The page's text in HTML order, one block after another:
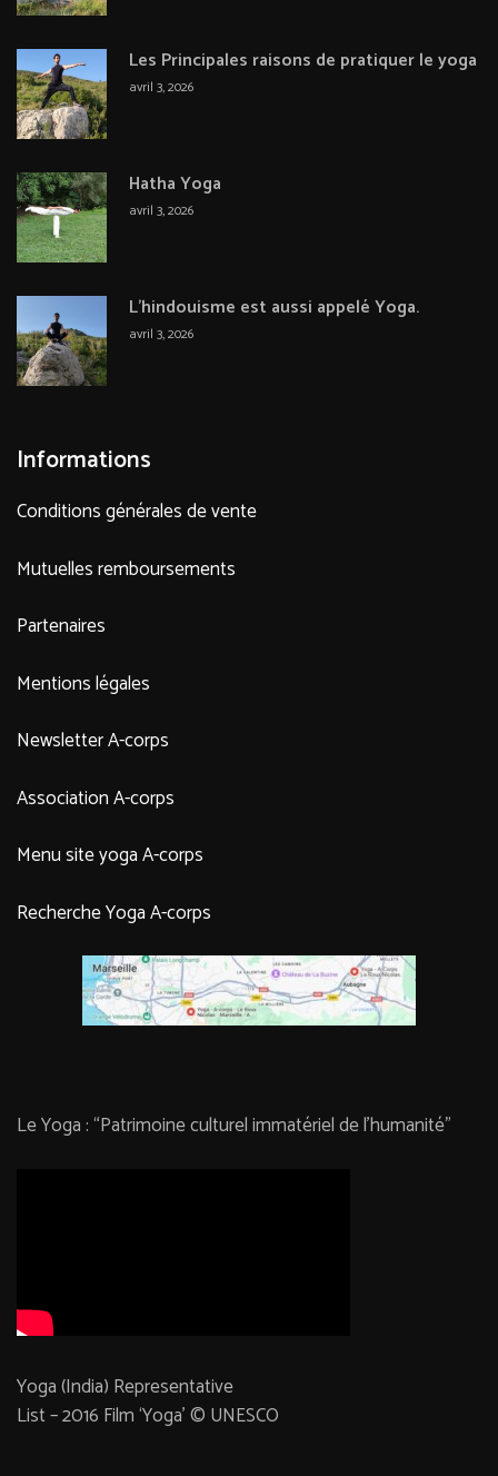
Les Principales raisons de pratiquer le yoga
avril 3, 2026
Hatha Yoga
avril 3, 2026
L’hindouisme est aussi appelé Yoga.
avril 3, 2026
Informations
Conditions générales de vente
Mutuelles remboursements
Partenaires
Mentions légales
Newsletter A-corps
Association A-corps
Menu site yoga A-corps
Recherche Yoga A-corps
Le Yoga : “Patrimoine culturel immatériel de l’humanité”
Yoga (India) Representative
List – 2016 Film ‘Yoga’ © UNESCO